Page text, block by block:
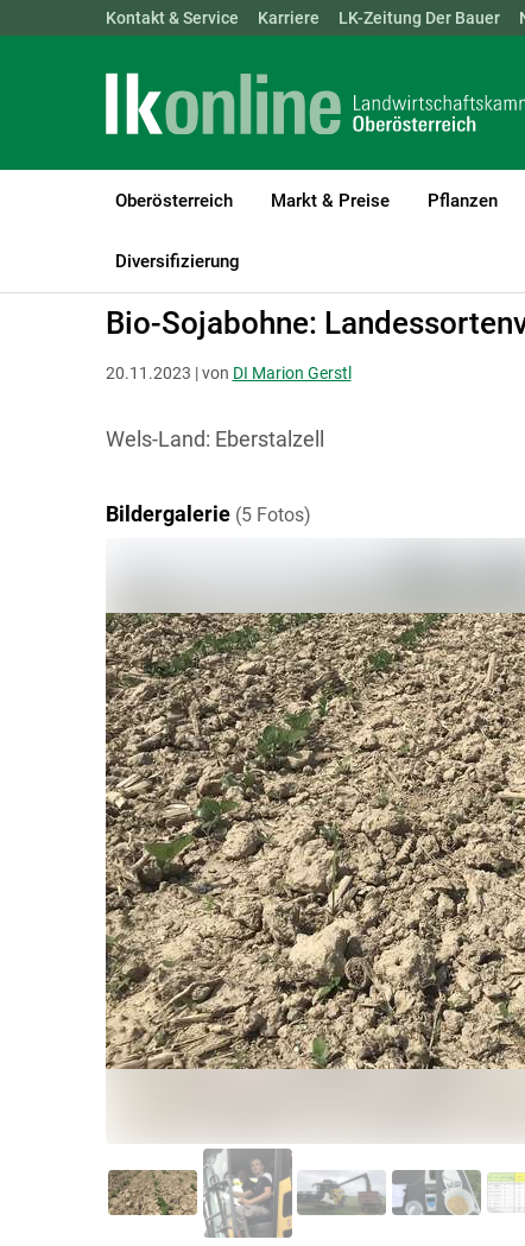
Landwirtschaftskammern: ÖSTERREICH BGLD
Kontakt & Service Karriere LK-Zeitung Der Bauer
Oberösterreich Markt & Preise Pflanzen
Diversifizierung
LK Oberösterreich Bio
Bio-Sojabohne:
20.11.2023 | von DI Marion Gerstl
Wels-Land: Eberstalzell
Bildergalerie (5 Fotos)